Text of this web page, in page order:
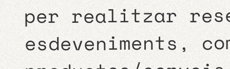
per realitzar
esdeveniments,